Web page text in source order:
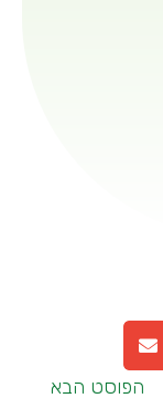
הפוסט הבא